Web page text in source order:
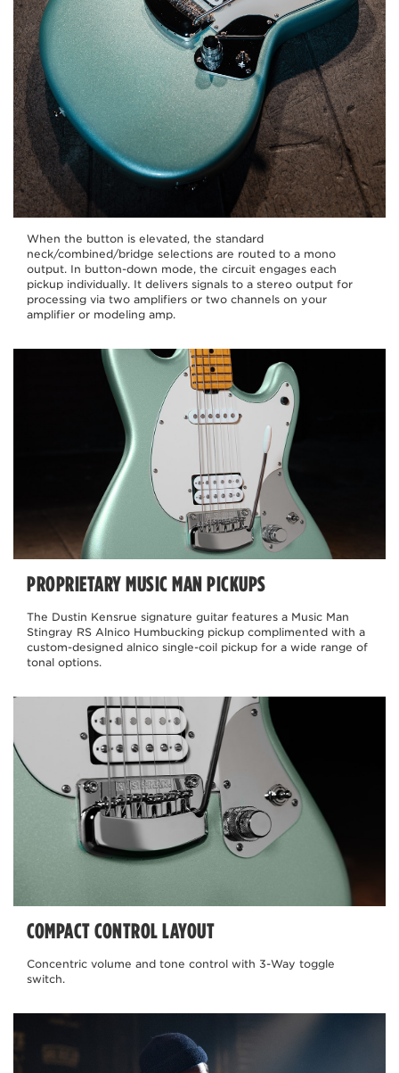
When the button is elevated, the standard
neck/combined/bridge selections are routed to a mono
output. In button-down mode, the circuit engages each
pickup individually. It delivers signals to a stereo output for
processing via two amplifiers or two channels on your
amplifier or modeling amp.
PROPRIETARY MUSIC MAN PICKUPS
The Dustin Kensrue signature guitar features a Music Man
Stingray RS Alnico Humbucking pickup complimented with a
custom-designed alnico single-coil pickup for a wide range of
tonal options.
COMPACT CONTROL LAYOUT
Concentric volume and tone control with 3-Way toggle
switch.